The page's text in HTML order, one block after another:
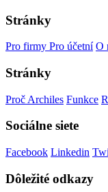
Stránky
Pro firmy Pro účetní O
Stránky
Proč Archiles Funkce
Sociálne siete
Facebook Linkedin
Dôležité odkazy